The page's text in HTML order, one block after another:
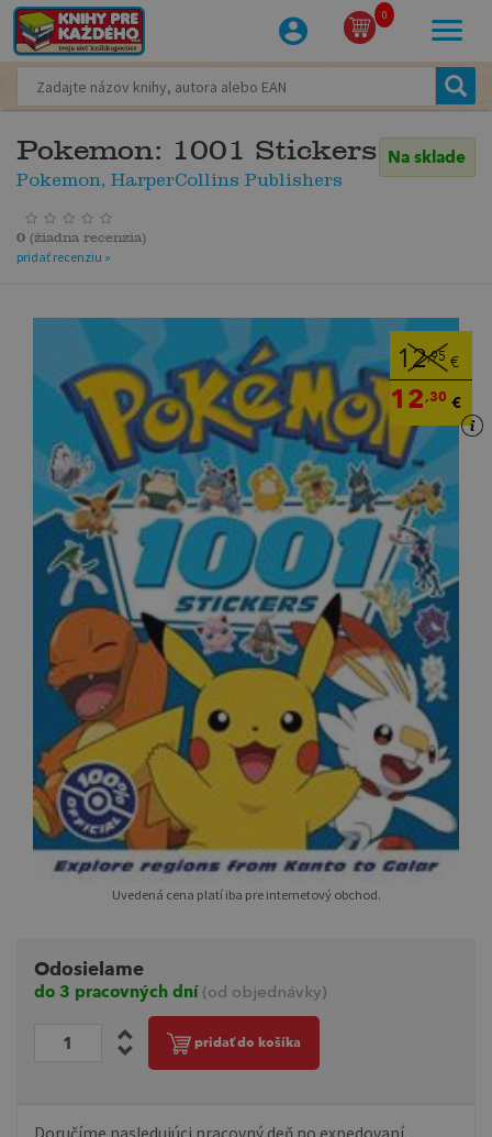
0
Pokemon: 1001 Stickers
Pokemon, HarperCollins Publishers
Na sklade
0 (žiadna recenzia)
pridať recenziu »
12,95 €
12,30 €
Uvedená cena platí iba pre internetový obchod.
Odosielame
do 3 pracovných dní (od objednávky)
pridať do košíka